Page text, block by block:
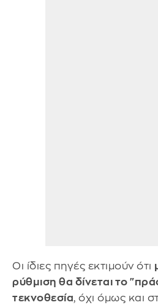
Οι ίδιες πηγές εκτιμούν ότι
ρύθμιση θα δίνεται το
τεκνοθεσία, όχι όμως και